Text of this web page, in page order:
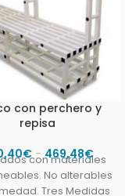
con perchero y
repisa
€ - 469,48€
con materiales
No alterables
Tres Medidas